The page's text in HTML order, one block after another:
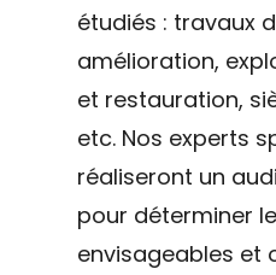
étudiés : travaux
amélioration,
et restauration,
etc. Nos experts
réaliseront un
pour déterminer
envisageables et